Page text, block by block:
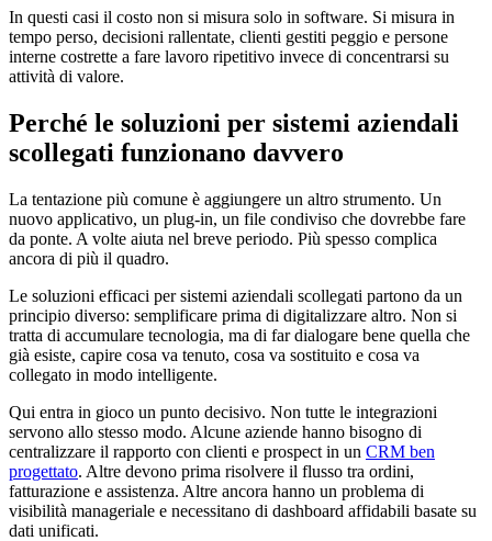
In questi casi il costo non si misura solo in software. Si misura in
tempo perso, decisioni rallentate, clienti gestiti peggio e persone
interne costrette a fare lavoro ripetitivo invece di concentrarsi su
attività di valore.
Perché le soluzioni per sistemi aziendali
scollegati funzionano davvero
La tentazione più comune è aggiungere un altro strumento. Un
nuovo applicativo, un plug-in, un file condiviso che dovrebbe fare
da ponte. A volte aiuta nel breve periodo. Più spesso complica
ancora di più il quadro.
Le soluzioni efficaci per sistemi aziendali scollegati partono da un
principio diverso: semplificare prima di digitalizzare altro. Non si
tratta di accumulare tecnologia, ma di far dialogare bene quella che
già esiste, capire cosa va tenuto, cosa va sostituito e cosa va
collegato in modo intelligente.
Qui entra in gioco un punto decisivo. Non tutte le integrazioni
servono allo stesso modo. Alcune aziende hanno bisogno di
centralizzare il rapporto con clienti e prospect in un CRM ben
progettato. Altre devono prima risolvere il flusso tra ordini,
fatturazione e assistenza. Altre ancora hanno un problema di
visibilità manageriale e necessitano di dashboard affidabili basate su
dati unificati.